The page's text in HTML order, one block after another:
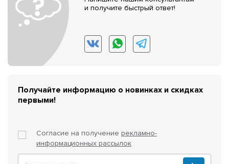
и получите быстрый ответ!
Получайте информацию о новинках и скидках
первыми!
Согласие на получение рекламно-
информационных рассылок